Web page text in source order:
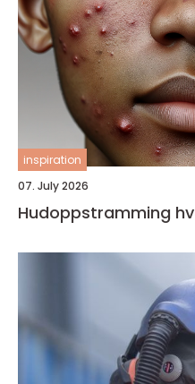
inspiration
07. July 2026